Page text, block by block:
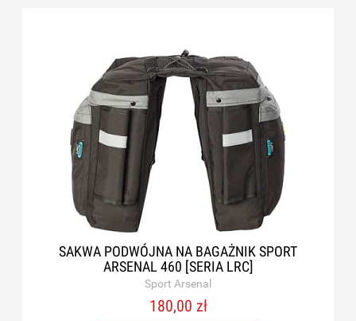
SAKWA PODWÓJNA NA BAGAŻNIK SPORT
ARSENAL 460 [SERIA LRC]
Sport Arsenal
180,00 zł